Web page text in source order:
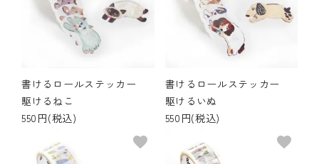
書けるロールステッカー
駆けるねこ
550円(税込)
書けるロールステッカー
駆けるいぬ
550円(税込)
favorite favorite